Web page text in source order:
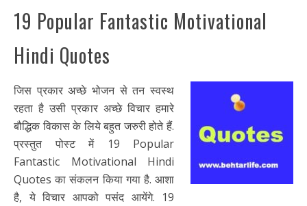
19 Popular Fantastic Motivational
Hindi Quotes
जिस प्रकार अच्छे भोजन से तन स्वस्थ
रहता है उसी प्रकार अच्छे विचार हमारे
बौद्धिक विकास के लिये बहुत जरुरी होते हैं.
प्रस्तुत पोस्ट में 19 Popular
Fantastic Motivational Hindi
Quotes का संकलन किया गया है. आशा
है, ये विचार आपको पसंद आयेंगे. 19